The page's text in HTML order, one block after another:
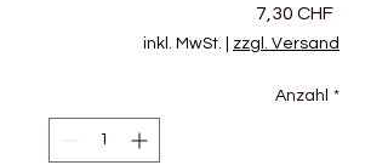
7,30 CHFPreis
inkl. MwSt. zzgl. Versand
Anzahl *